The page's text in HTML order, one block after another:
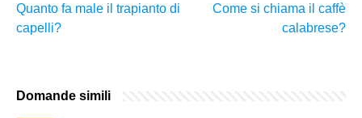
Quanto fa male il trapianto di
capelli?
Come si chiama il caffè
calabrese?
Domande simili